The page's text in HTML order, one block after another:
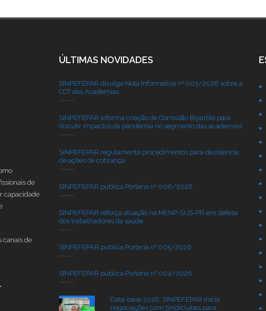
de
capacidade
canais de
ÚLTIMAS NOVIDADES
SINPEFEPAR divulga Nota Informativa nº 003/2026 sobre a
CCT das Academias
SINPEFEPAR informa criação de Comissão Bipartite para
discutir impactos da pandemia no segmento das academias
SINPEFEPAR regulamenta procedimentos para desistência
de ações de cobrança
SINPEFEPAR publica Portaria nº 006/2026
SINPEFEPAR reforça atuação na MENP-SUS-PR em defesa
dos trabalhadores da saúde
SINPEFEPAR publica Portaria nº 005/2026
SINPEFEPAR publica Portaria nº 004/2026
Data-base 2026: SINPEFEPAR inicia
negociações com Sindiclubes para